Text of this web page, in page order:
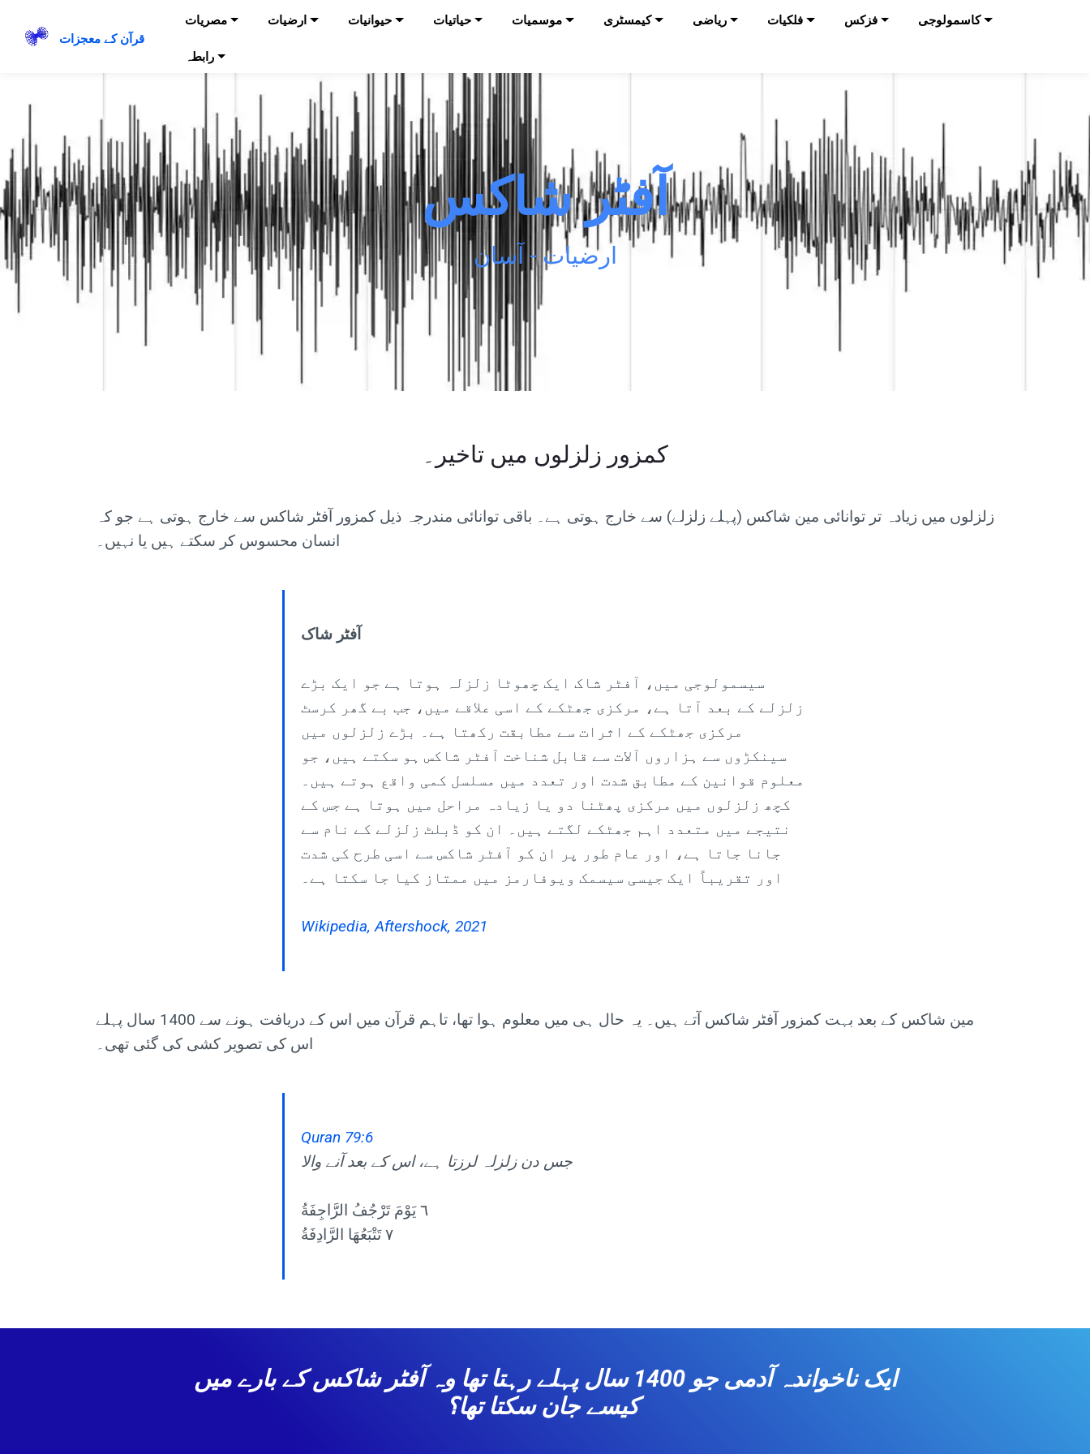
قرآن کے معجزات
مصریات ارضیات حیوانیات حیاتیات موسمیات کیمسٹری ریاضی فلکیات فزکس کاسمولوجی
رابطہ
آفٹر شاکس
ارضیات - آسان
کمزور زلزلوں میں تاخیر۔
زلزلوں میں زیادہ تر توانائی مین شاکس (پہلے زلزلے) سے خارج ہوتی ہے۔ باقی توانائی مندرجہ ذیل کمزور آفٹر شاکس سے خارج ہوتی ہے جو کہ
انسان محسوس کر سکتے ہیں یا نہیں۔
آفٹر شاک
سیسمولوجی میں، آفٹر شاک ایک چھوٹا زلزلہ ہوتا ہے جو ایک بڑے
زلزلے کے بعد آتا ہے، مرکزی جھٹکے کے اسی علاقے میں، جب بے گھر کرسٹ
مرکزی جھٹکے کے اثرات سے مطابقت رکھتا ہے۔ بڑے زلزلوں میں
سینکڑوں سے ہزاروں آلات سے قابل شناخت آفٹر شاکس ہو سکتے ہیں، جو
معلوم قوانین کے مطابق شدت اور تعدد میں مسلسل کمی واقع ہوتے ہیں۔
کچھ زلزلوں میں مرکزی پھٹنا دو یا زیادہ مراحل میں ہوتا ہے جس کے
نتیجے میں متعدد اہم جھٹکے لگتے ہیں۔ ان کو ڈبلٹ زلزلے کے نام سے
جانا جاتا ہے، اور عام طور پر ان کو آفٹر شاکس سے اسی طرح کی شدت
اور تقریباً ایک جیسی سیسمک ویوفارمز میں ممتاز کیا جا سکتا ہے۔
Wikipedia, Aftershock, 2021
مین شاکس کے بعد بہت کمزور آفٹر شاکس آتے ہیں۔ یہ حال ہی میں معلوم ہوا تھا، تاہم قرآن میں اس کے دریافت ہونے سے 1400 سال پہلے
اس کی تصویر کشی کی گئی تھی۔
Quran 79:6
جس دن زلزلہ لرزتا ہے، اس کے بعد آنے والا
٦ يَوْمَ تَرْجُفُ الرَّاجِفَةُ
٧ تَتْبَعُهَا الرَّادِفَةُ
ایک ناخواندہ آدمی جو 1400 سال پہلے رہتا تھا وہ آفٹر شاکس کے بارے میں
کیسے جان سکتا تھا؟